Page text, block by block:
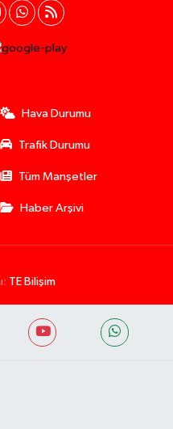
Hava Durumu
Trafik Durumu
Tüm Manşetler
Haber Arşivi
TE Bilişim